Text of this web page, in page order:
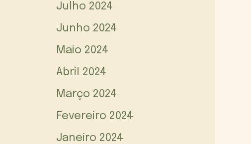
Julho 2024
Junho 2024
Maio 2024
Abril 2024
Março 2024
Fevereiro 2024
Janeiro 2024